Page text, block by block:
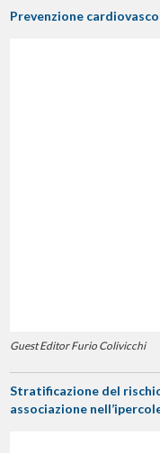
Prevenzione
Guest Editor Furio Colivicchi
Stratificazione del
associazione